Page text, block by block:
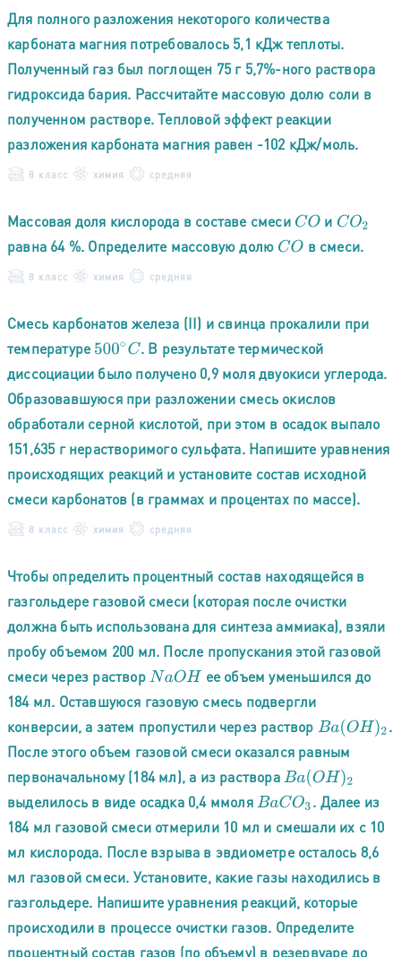
Для полного разложения некоторого количества
карбоната магния потребовалось 5,1 кДж теплоты.
Полученный газ был поглощен 75 г 5,7%-ного раствора
гидроксида бария. Рассчитайте массовую долю соли в
полученном растворе. Тепловой эффект реакции
разложения карбоната магния равен -102 кДж/моль.
8 класс химия средняя
Массовая доля кислорода в составе смеси CO и CO2
равна 64 %. Определите массовую долю CO в смеси.
8 класс химия средняя
Смесь карбонатов железа (II) и свинца прокалили при
температуре500∘C . В результате термической
диссоциации было получено 0,9 моля двуокиси углерода.
Образовавшуюся при разложении смесь окислов
обработали серной кислотой, при этом в осадок выпало
151,635 г нерастворимого сульфата. Напишите уравнения
происходящих реакций и установите состав исходной
смеси карбонатов (в граммах и процентах по массе).
8 класс химия средняя
Чтобы определить процентный состав находящейся в
газгольдере газовой смеси (которая после очистки
должна быть использована для синтеза аммиака), взяли
пробу объемом 200 мл. После пропускания этой газовой
смеси через растворNaOH
ее объем уменьшился до
184 мл. Оставшуюся газовую смесь подвергли
конверсии, а затем пропустили через раствор Ba(OH)2
.
После этого объем газовой смеси оказался равным
первоначальному (184 мл), а из раствораBa(OH)2
выделилось в виде осадка 0,4 ммоляBaCO3
. Далее из
184 мл газовой смеси отмерили 10 мл и смешали их с 10
мл кислорода. После взрыва в эвдиометре осталось 8,6
мл газовой смеси. Установите, какие газы находились в
газгольдере. Напишите уравнения реакций, которые
происходили в процессе очистки газов. Определите
процентный состав газов (по объему) в резервуаре до